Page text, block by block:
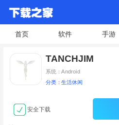
首页 软件 手游
TANCHJIM
系统：Android
分类：生活休闲
安全下载